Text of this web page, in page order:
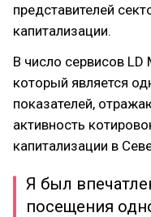
представителей
капитализации.
В число сервисов LD
который является
показателей,
активность
капитализации в
Я был
посещения